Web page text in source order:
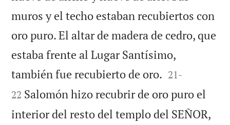
muros y el techo estaban recubiertos con
oro puro. El altar de madera de cedro, que
estaba frente al Lugar Santísimo,
también fue recubierto de oro. 

21-
22 Salomón hizo recubrir de oro puro el
interior del resto del templo del SEÑOR,